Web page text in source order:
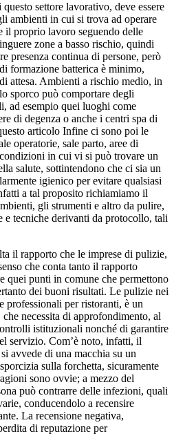
settore lavorativo, deve essere
ambienti in cui si trova ad operare
il proprio lavoro seguendo delle
zone a basso rischio, quindi
presenza continua di persone, però
formazione batterica è minimo,
attesa. Ambienti a rischio medio, in
sporco può comportare degli
ad esempio quei luoghi come
di degenza o anche i centri spa di
articolo Infine ci sono poi le
operatorie, sale parto, aree di
in cui vi si può trovare un
salute, sottintendono che ci sia un
igienico per evitare qualsiasi
a tal proposito richiamiamo il
gli strumenti e altro da pulire,
e tecniche derivanti da protocollo, tali
il rapporto che le imprese di pulizie,
che conta tanto il rapporto
quei punti in comune che permettono
dei buoni risultati. Le pulizie nei
professionali per ristoranti, è un
necessita di approfondimento, al
istituzionali nonché di garantire
servizio. Com’è noto, infatti, il
avvede di una macchia su un
sulla forchetta, sicuramente
sono ovvie; a mezzo del
può contrarre delle infezioni, quali
conducendolo a recensire
La recensione negativa,
di reputazione per